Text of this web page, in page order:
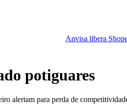
Anvisa libera Shopee para
potiguares
alertam para perda de